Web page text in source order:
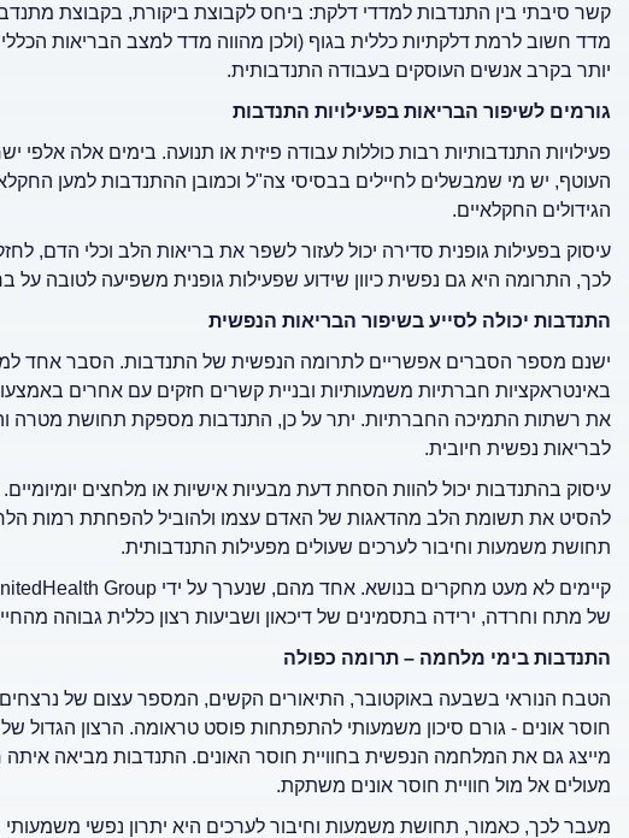
קשר סיבתי בין התנדבות למדדי דלקת: ביחס לקבוצת ביקורת, בקבוצת
מדד חשוב לרמת דלקתיות כללית בגוף (ולכן מהווה מדד למצב הבריאות
יותר בקרב אנשים העוסקים בעבודה התנדבותית.
גורמים לשיפור הבריאות בפעילויות התנדבות
פעילויות התנדבותיות רבות כוללות עבודה פיזית או תנועה. בימים אלה אלפי
העוטף, יש מי שמבשלים לחיילים בבסיסי צה"ל וכמובן ההתנדבות למען
הגידולים החקלאיים.
עיסוק בפעילות גופנית סדירה יכול לעזור לשפר את בריאות הלב וכלי הדם,
לכך, התרומה היא גם נפשית כיוון שידוע שפעילות גופנית משפיעה לטובה על
התנדבות יכולה לסייע בשיפור הבריאות הנפשית
ישנם מספר הסברים אפשריים לתרומה הנפשית של התנדבות. הסבר אחד
באינטראקציות חברתיות משמעותיות ובניית קשרים חזקים עם אחרים
את רשתות התמיכה החברתיות. יתר על כן, התנדבות מספקת תחושת מטרה
לבריאות נפשית חיובית.
עיסוק בהתנדבות יכול להוות הסחת דעת מבעיות אישיות או מלחצים
להסיט את תשומת הלב מהדאגות של האדם עצמו ולהוביל להפחתת רמות
תחושת משמעות וחיבור לערכים שעולים מפעילות התנדבותית.
של מתח וחרדה, ירידה בתסמינים של דיכאון ושביעות רצון כללית גבוהה
התנדבות בימי מלחמה – תרומה כפולה
הטבח הנוראי בשבעה באוקטובר, התיאורים הקשים, המספר עצום של
חוסר אונים - גורם סיכון משמעותי להתפתחות פוסט טראומה. הרצון הגדול
מייצג גם את המלחמה הנפשית בחוויית חוסר האונים. התנדבות מביאה איתה
מעולים אל מול חוויית חוסר אונים משתקת.
מעבר לכך, כאמור, תחושת משמעות וחיבור לערכים היא יתרון נפשי